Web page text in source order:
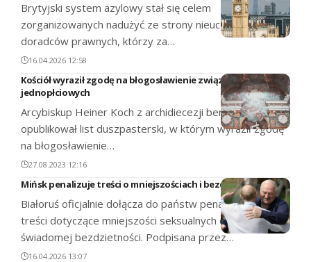
Brytyjski system azylowy stał się celem
zorganizowanych nadużyć ze strony nieuczciwych
doradców prawnych, którzy za…
16.04.2026 12:58
Kościół wyraził zgodę na błogosławienie związków
jednopłciowych
Arcybiskup Heiner Koch z archidiecezji berlińskiej
opublikował list duszpasterski, w którym wyraził zgodę
na błogosławienie…
27.08.2023 12:16
Mińsk penalizuje treści o mniejszościach i bezdzietności
Białoruś oficjalnie dołącza do państw penalizujących
treści dotyczące mniejszości seksualnych oraz
świadomej bezdzietności. Podpisana przez…
16.04.2026 13:07